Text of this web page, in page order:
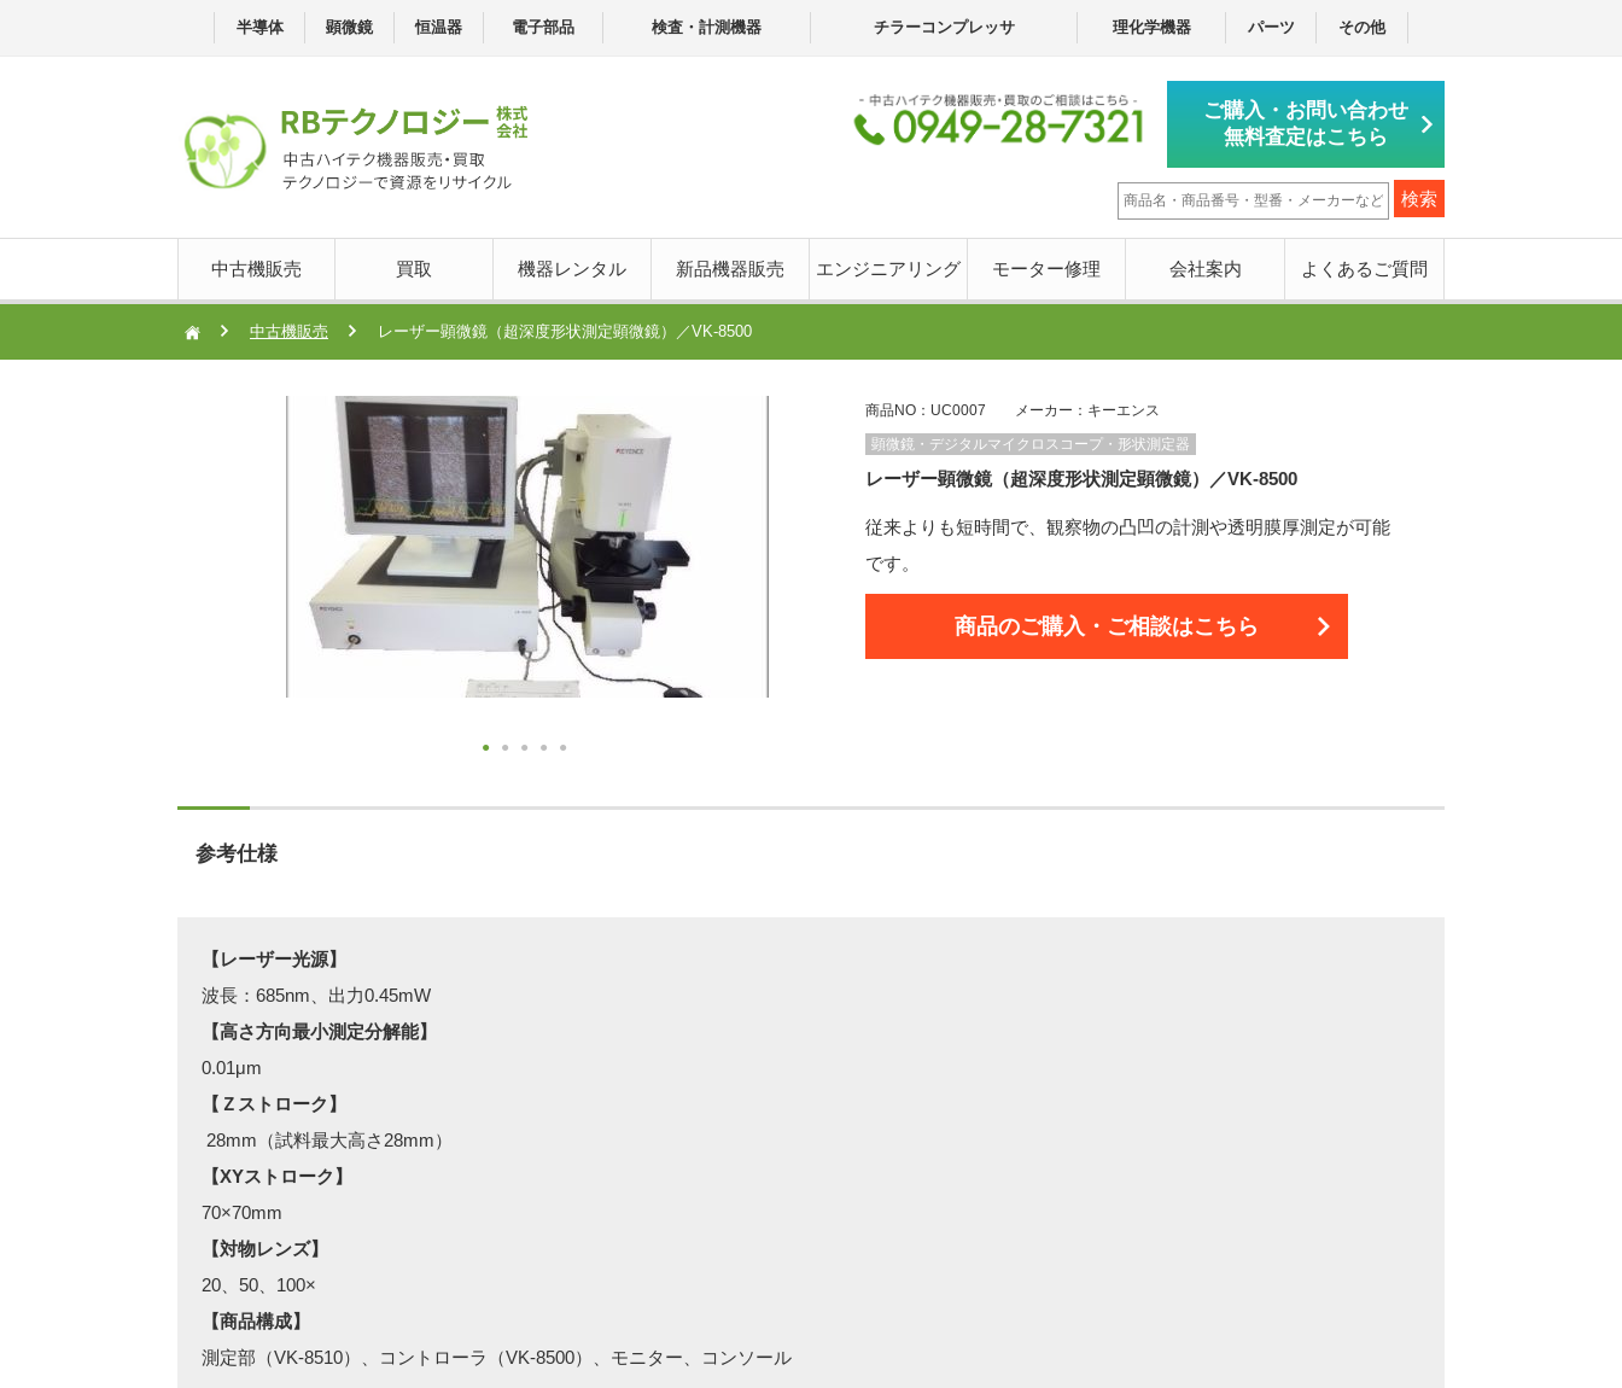
半導体 顕微鏡 恒温器 電子部品 検査・計測機器 チラーコンプレッサ 理化学機器 パーツ その他
ご購入・お問い合わせ
無料査定はこちら
中古機販売 買取 機器レンタル 新品機器販売 エンジニアリング モーター修理 会社案内 よくあるご質問
中古機販売 レーザー顕微鏡（超深度形状測定顕微鏡）／VK-8500
商品NO：UC0007 メーカー：キーエンス
顕微鏡・デジタルマイクロスコープ・形状測定器
レーザー顕微鏡（超深度形状測定顕微鏡）／VK-8500
従来よりも短時間で、観察物の凸凹の計測や透明膜厚測定が可能
です。
商品のご購入・ご相談はこちら
参考仕様
【レーザー光源】
波長：685nm、出力0.45mW
【高さ方向最小測定分解能】
0.01μm
【Ｚストローク】
28mm（試料最大高さ28mm）
【XYストローク】
70×70mm
【対物レンズ】
20、50、100×
【商品構成】
測定部（VK-8510）、コントローラ（VK-8500）、モニター、コンソール